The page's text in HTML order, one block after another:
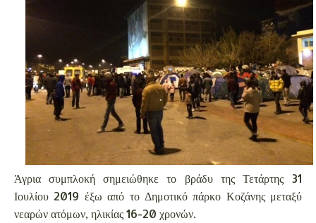
Άγρια συμπλοκή σημειώθηκε το βράδυ της Τετάρτης 31
Ιουλίου 2019 έξω από το Δημοτικό πάρκο Κοζάνης μεταξύ
νεαρών ατόμων, ηλικίας 16-20 χρονών.